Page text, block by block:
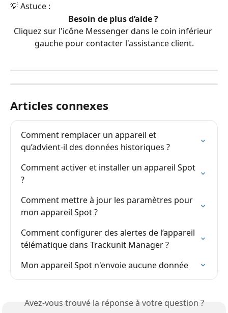
💡 Astuce :
Besoin de plus d’aide ?
Cliquez sur l'icône Messenger dans le coin inférieur
gauche pour contacter l'assistance client.
Articles connexes
Comment remplacer un appareil et
qu’advient-il des données historiques ?
Comment activer et installer un appareil Spot
?
Comment mettre à jour les paramètres pour
mon appareil Spot ?
Comment configurer des alertes de l’appareil
télématique dans Trackunit Manager ?
Mon appareil Spot n'envoie aucune donnée
Avez-vous trouvé la réponse à votre question ?